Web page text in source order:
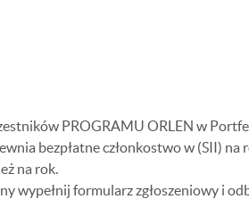
PROGRAMU ORLEN w
bezpłatne członkostwo w (SII)
na rok.
wypełnij formularz zgłoszeniowy i